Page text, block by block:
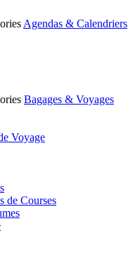
Agendas & Calendriers
Bagages & Voyages
Voyage
de Courses